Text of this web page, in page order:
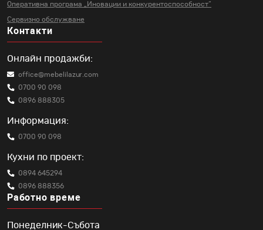
Оперативна програма „Иновации и конкурентоспособност“
Сервизно обслужване
Контакти
Онлайн продажби:
office@mebelilazur.com
0700 90 098
0896 888305
Информация:
0700 90 098
Кухни по проект:
0894 645294
0896 888356
Работно време
Понеделник-Събота